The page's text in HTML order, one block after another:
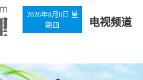
2026年8月6日 星
期四
电视频道